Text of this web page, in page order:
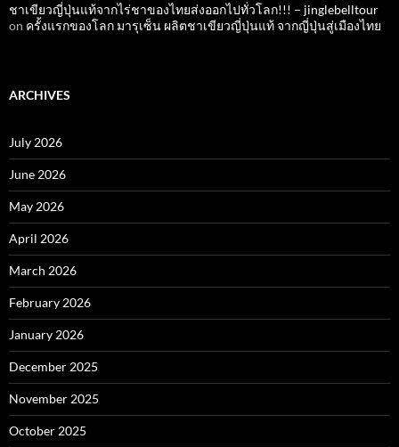
ชาเขียวญี่ปุ่นแท้จากไร่ชาของไทยส่งออกไปทั่วโลก!!! – jinglebelltour
on ครั้งแรกของโลก มารุเซ็น ผลิตชาเขียวญี่ปุ่นแท้ จากญี่ปุ่นสู่เมืองไทย
ARCHIVES
July 2026
June 2026
May 2026
April 2026
March 2026
February 2026
January 2026
December 2025
November 2025
October 2025